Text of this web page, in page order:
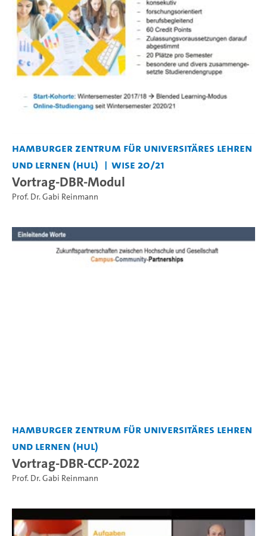
Hamburger Zentrum für Universitäres Lehren
und Lernen (HUL)
WiSe 20/21
Vortrag-DBR-Modul
Prof. Dr. Gabi Reinmann
Hamburger Zentrum für Universitäres Lehren
und Lernen (HUL)
Vortrag-DBR-CCP-2022
Prof. Dr. Gabi Reinmann